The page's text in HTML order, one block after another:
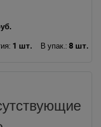
1 шт. В упак.: 8 шт.